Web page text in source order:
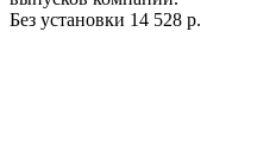
Без установки 14 528 р.